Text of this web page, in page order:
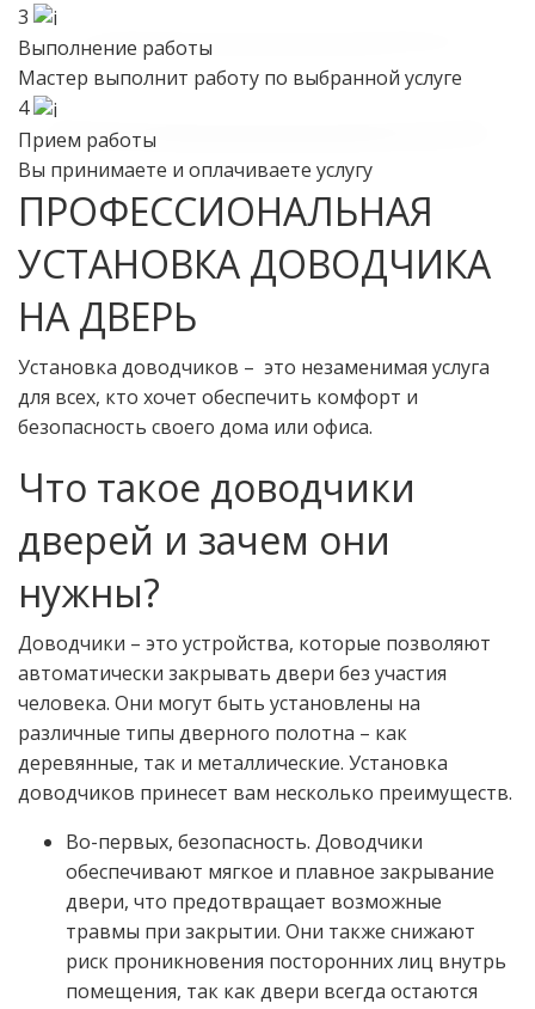
3
Выполнение работы
Мастер выполнит работу по выбранной услуге
4
Прием работы
Вы принимаете и оплачиваете услугу
ПРОФЕССИОНАЛЬНАЯ
УСТАНОВКА ДОВОДЧИКА
НА ДВЕРЬ
Установка доводчиков – это незаменимая услуга
для всех, кто хочет обеспечить комфорт и
безопасность своего дома или офиса.
Что такое доводчики
дверей и зачем они
нужны?
Доводчики – это устройства, которые позволяют
автоматически закрывать двери без участия
человека. Они могут быть установлены на
различные типы дверного полотна – как
деревянные, так и металлические. Установка
доводчиков принесет вам несколько преимуществ.
Во-первых, безопасность. Доводчики
обеспечивают мягкое и плавное закрывание
двери, что предотвращает возможные
травмы при закрытии. Они также снижают
риск проникновения посторонних лиц внутрь
помещения, так как двери всегда остаются